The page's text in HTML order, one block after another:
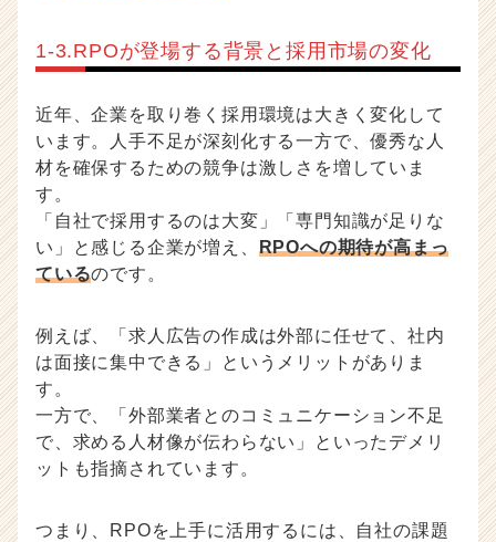
1-3.RPOが登場する背景と採用市場の変化
近年、企業を取り巻く採用環境は大きく変化して
います。人手不足が深刻化する一方で、優秀な人
材を確保するための競争は激しさを増していま
す。
「自社で採用するのは大変」「専門知識が足りな
い」と感じる企業が増え、 RPOへの期待が高まっ
ているのです。
例えば、「求人広告の作成は外部に任せて、社内
は面接に集中できる」というメリットがありま
す。
一方で、「外部業者とのコミュニケーション不足
で、求める人材像が伝わらない」といったデメリ
ットも指摘されています。
つまり、RPOを上手に活用するには、自社の課題